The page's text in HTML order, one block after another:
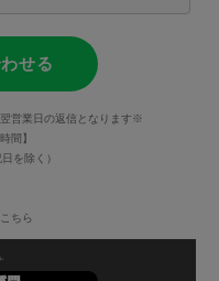
せる
営業日の返信となります※
間】
を除く）
ちら